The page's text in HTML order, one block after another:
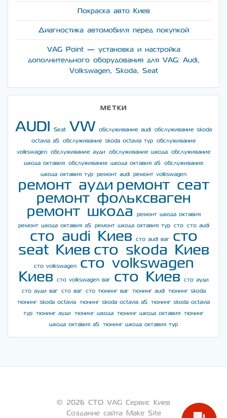
Покраска авто Киев
Диагностика автомобиля перед покупкой
VAG Point — установка и настройка
дополнительного оборудования для VAG: Audi,
Volkswagen, Skoda, Seat
МЕТКИ
AUDI Seat VW обслуживание audi
обслуживание skoda
octavia a5
обслуживание skoda octavia тур
обслуживание
volkswagen
обслуживание ауди обслуживание шкода
обслуживание
шкода октавия
обслуживание шкода октавия а5
обслуживание
шкода октавия тур
ремонт audi ремонт volkswagen
ремонт ауди ремонт сеат
ремонт фольксваген
ремонт шкода
ремонт шкода октавия
ремонт шкода октавия а5
ремонт шкода октавия тур сто сто audi
сто audi Киев сто audi ваг
сто
seat Киев сто skoda Киев
сто volkswagen
сто volkswagen
Киев
сто volkswagen ваг сто Киев
сто ауди
сто ауди ваг
сто ваг сто тюнинг ваг тюнинг audi
тюнинг skoda
тюнинг skoda octavia
тюнинг skoda octavia a5
тюнинг skoda octavia
тур
тюнинг ауди тюнинг шкода тюнинг шкода октавия
тюнинг
шкода октавия а5
тюнинг шкода октавия тур
© 2026 СТО VAG Сервис Киев
Создание сайта Make Site